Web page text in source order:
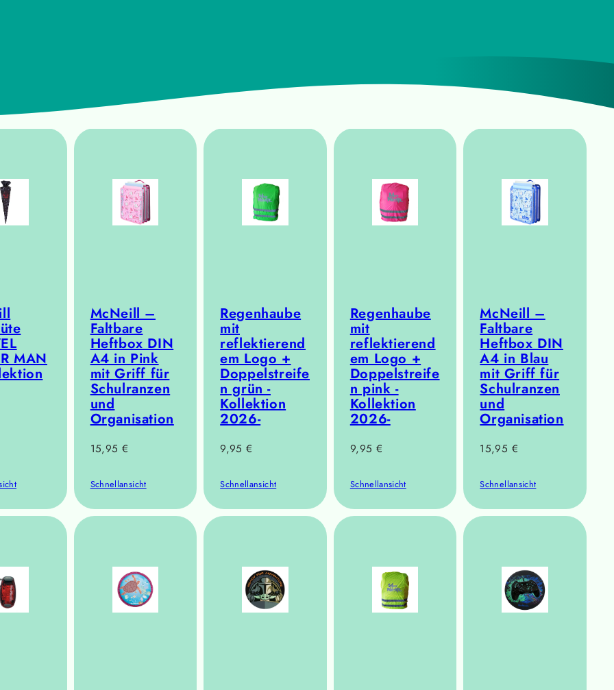
MAN
McNeill –
Faltbare
Heftbox DIN
A4 in Pink
mit Griff für
Schulranzen
und
Organisation
Regulärer
15,95 €
Schnellansicht
Regenhaube
mit
reflektierend
em Logo +
Doppelstreife
n grün -
Kollektion
2026-
Regulärer
9,95 €
Schnellansicht
Regenhaube
mit
reflektierend
em Logo +
Doppelstreife
n pink -
Kollektion
2026-
Regulärer
9,95 €
Schnellansicht
McNeill –
Faltbare
Heftbox DIN
A4 in Blau
mit Griff für
Schulranzen
und
Organisation
Regulärer
15,95 €
Schnellansicht